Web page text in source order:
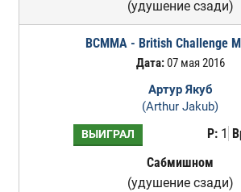
(удушение сзади)
BCMMA - British Challenge
Дата:07 мая 2016
Артур Якуб
(Arthur Jakub)
ВЫИГРАЛ Р:1
Сабмишном
(удушение сзади)